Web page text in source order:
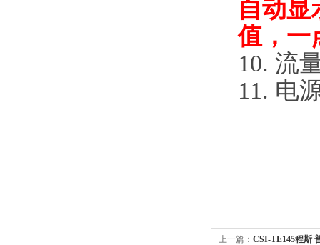
自动显
值，一
10. 流
11. 电
上一篇： CSI-TE145程斯